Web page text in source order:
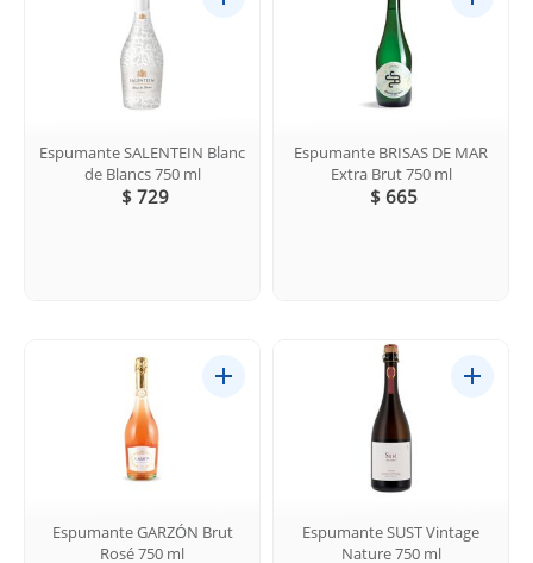
Espumante SALENTEIN Blanc
de Blancs 750 ml
$ 729
Espumante BRISAS DE MAR
Extra Brut 750 ml
$ 665
Espumante GARZÓN Brut
Rosé 750 ml
Espumante SUST Vintage
Nature 750 ml